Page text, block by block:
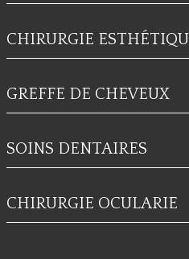
CHIRURGIE
GREFFE DE CHEVEUX
SOINS DENTAIRES
CHIRURGIE OCULARIE